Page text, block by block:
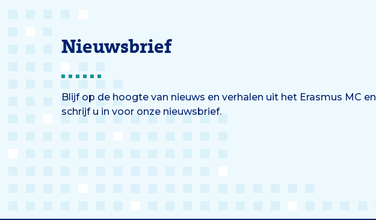
Nieuwsbrief
Blijf op de hoogte van nieuws en verhalen uit het Erasmus MC en
schrijf u in voor onze nieuwsbrief.